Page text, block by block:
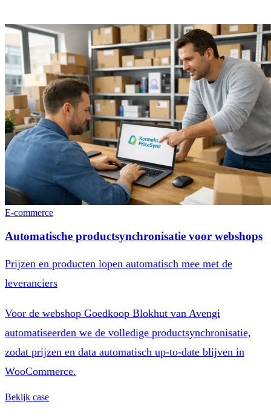
E-commerce
Automatische productsynchronisatie voor webshops
Prijzen en producten lopen automatisch mee met de
leveranciers
Voor de webshop Goedkoop Blokhut van Avengi
automatiseerden we de volledige productsynchronisatie,
zodat prijzen en data automatisch up-to-date blijven in
WooCommerce.
Bekijk case